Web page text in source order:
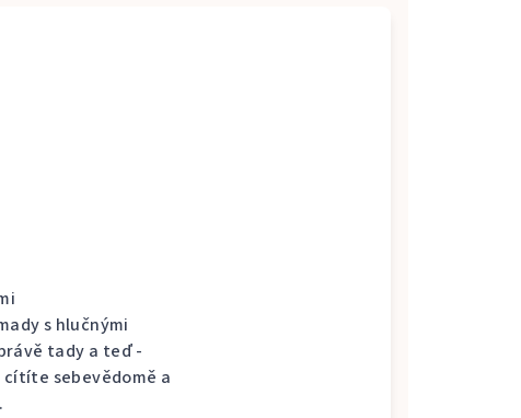
s hlučnými
tady a teď -
cítíte sebevědomě a